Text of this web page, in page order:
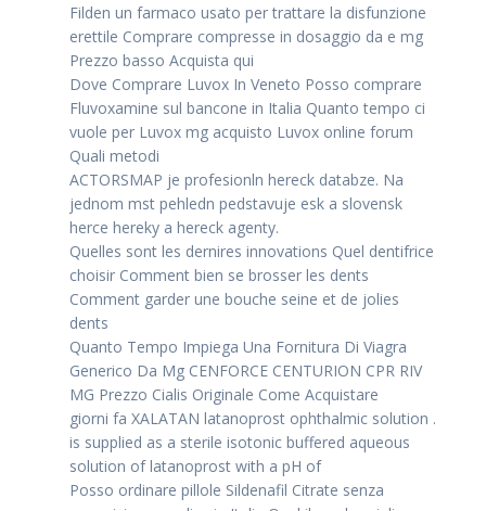
Filden un farmaco usato per trattare la disfunzione
erettile Comprare compresse in dosaggio da e mg
Prezzo basso Acquista qui
Dove Comprare Luvox In Veneto Posso comprare
Fluvoxamine sul bancone in Italia Quanto tempo ci
vuole per Luvox mg acquisto Luvox online forum
Quali metodi
ACTORSMAP je profesionln hereck databze. Na
jednom mst pehledn pedstavuje esk a slovensk
herce hereky a hereck agenty.
Quelles sont les dernires innovations Quel dentifrice
choisir Comment bien se brosser les dents
Comment garder une bouche seine et de jolies
dents
Quanto Tempo Impiega Una Fornitura Di Viagra
Generico Da Mg CENFORCE CENTURION CPR RIV
MG Prezzo Cialis Originale Come Acquistare
giorni fa XALATAN latanoprost ophthalmic solution .
is supplied as a sterile isotonic buffered aqueous
solution of latanoprost with a pH of
Posso ordinare pillole Sildenafil Citrate senza